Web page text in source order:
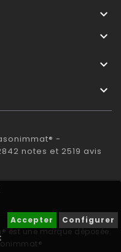
Accepter Configurer




-
notes et 2519 avis
est une marque déposée.